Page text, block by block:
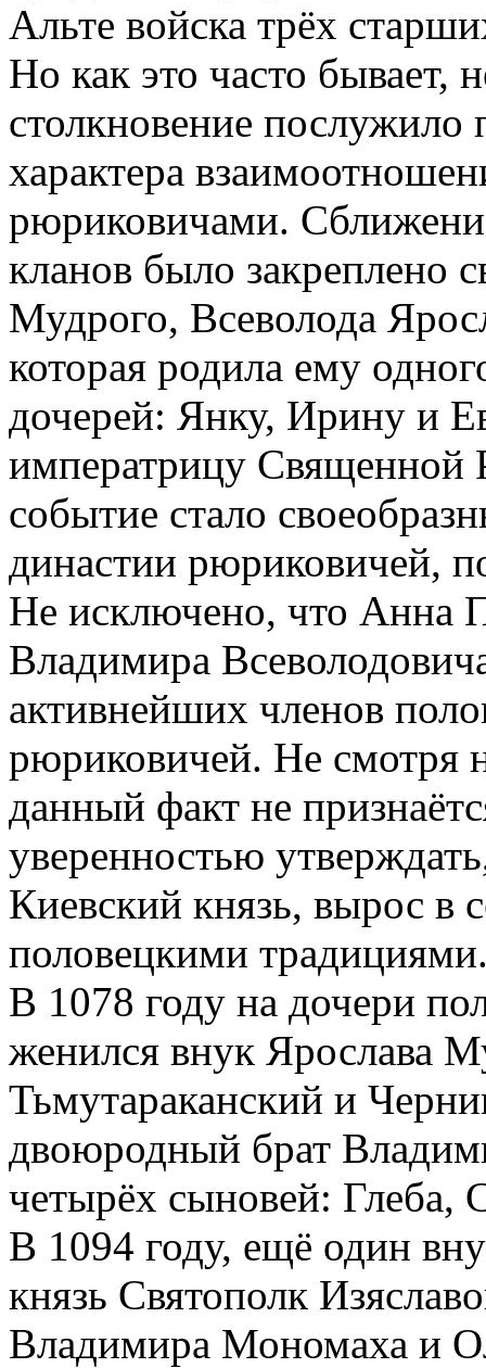
Альте войска трёх
Но как это часто бывает,
столкновение
характера
рюриковичами.
кланов было закреплено
Мудрого, Всеволода
которая родила ему
дочерей: Янку, Ирину и
императрицу Священной
событие стало
династии рюриковичей,
Не исключено, что Анна
Владимира
активнейших членов
рюриковичей. Не смотря
данный факт не
уверенностью
Киевский князь, вырос
половецкими
В 1078 году на дочери
женился внук Ярослава
Тьмутараканский и
двоюродный брат
четырёх сыновей: Глеба,
В 1094 году, ещё один
князь Святополк
Владимира Мономаха и